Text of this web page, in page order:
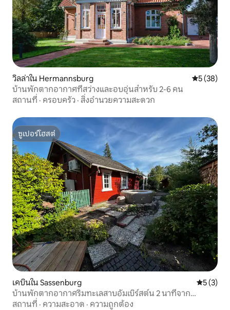
วิลล่าใน Hermannsburg คะแนนเฉลี่
5 (38)
บ้านพักตากอากาศที่สว่างและอบอุ่นสำหรับ 2-6 คน
สถานที่ · ครอบครัว · สิ่งอำนวยความสะดวก
ซูเปอร์โฮสต์
ซูเปอร์โฮสต์
เคบินใน Sassenburg คะแนนเฉ
5 (3)
บ้านพักตากอากาศริมทะเลสาบอัมเบิร์สต์น 2 นาทีจาก
ชายหาด
สถานที่ · ความสะอาด · ความถูกต้อง